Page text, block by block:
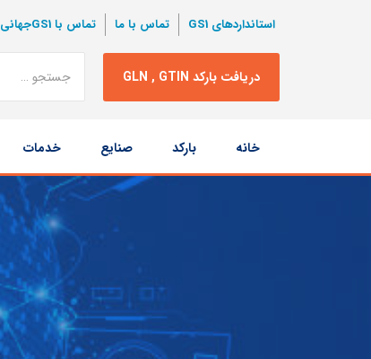
استانداردهای GS1 تماس با ما تماس با GS1جهانی
دریافت بارکد GLN , GTIN
نتبجه
جستجو
محتوا
خانه بارکد صنایع خدمات